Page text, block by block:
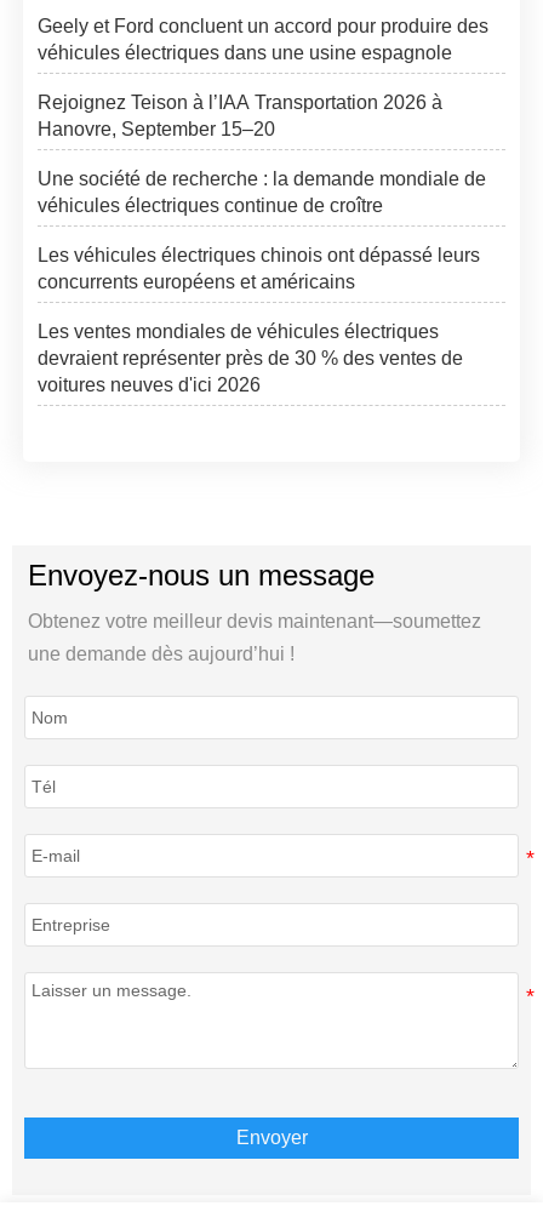
Geely et Ford concluent un accord pour produire des
véhicules électriques dans une usine espagnole
Rejoignez Teison à l’IAA Transportation 2026 à
Hanovre, September 15–20
Une société de recherche : la demande mondiale de
véhicules électriques continue de croître
Les véhicules électriques chinois ont dépassé leurs
concurrents européens et américains
Les ventes mondiales de véhicules électriques
devraient représenter près de 30 % des ventes de
voitures neuves d'ici 2026
Envoyez-nous un message
Obtenez votre meilleur devis maintenant—soumettez
une demande dès aujourd’hui !
Envoyer